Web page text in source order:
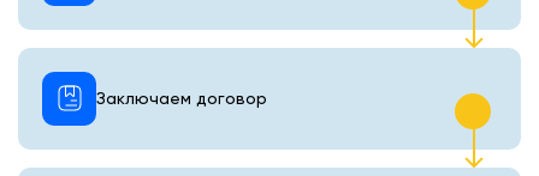
Заключаем договор